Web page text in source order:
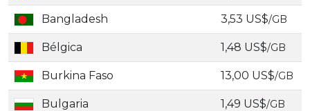
Bangladesh 3,53 US$/GB
Bélgica 1,48 US$/GB
Burkina Faso 13,00 US$/GB
Bulgaria 1,49 US$/GB